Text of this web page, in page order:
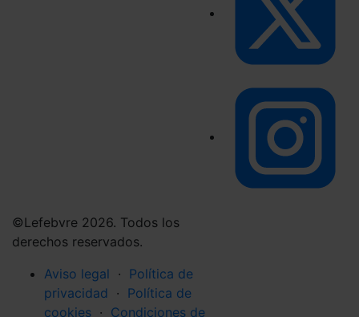
©Lefebvre 2026. Todos los
derechos reservados.
Aviso legal · Política de
privacidad · Política de
cookies · Condiciones de